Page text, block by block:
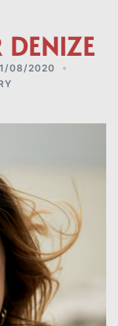
DENIZE
08/2020